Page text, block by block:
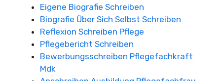
Eigene Biografie Schreiben
Biografie Über Sich Selbst Schreiben
Reflexion Schreiben Pflege
Pflegebericht Schreiben
Bewerbungsschreiben Pflegefachkraft
Mdk